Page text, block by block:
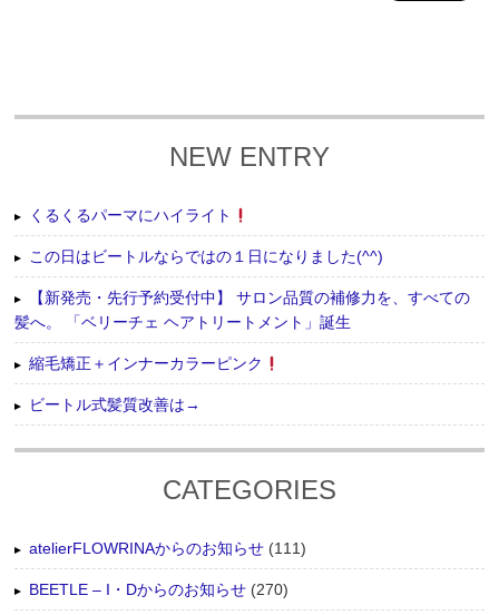
NEW ENTRY
くるくるパーマにハイライト
この日はビートルならではの１日になりました(^^)
【新発売・先行予約受付中】 サロン品質の補修力を、すべての
髪へ。 「ベリーチェ ヘアトリートメント」誕生
縮毛矯正＋インナーカラーピンク
ビートル式髪質改善は→
CATEGORIES
atelierFLOWRINAからのお知らせ (111)
BEETLE – I・Dからのお知らせ (270)